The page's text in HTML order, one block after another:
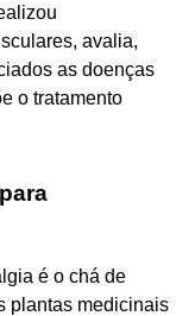
avalia,
as doenças
o tratamento
é o chá de
plantas medicinais